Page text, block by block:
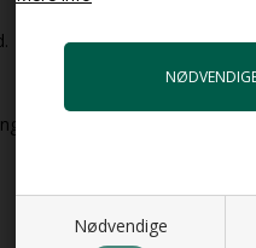
Nødvendige